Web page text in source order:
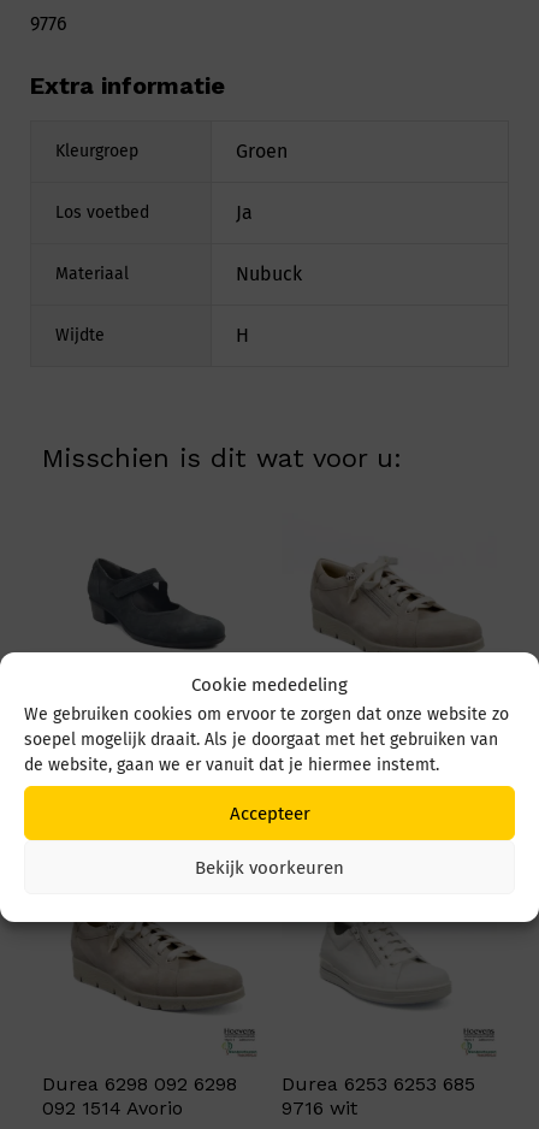
Cookie mededeling
We gebruiken cookies om ervoor te zorgen dat onze website zo
soepel mogelijk draait. Als je doorgaat met het gebruiken van
de website, gaan we er vanuit dat je hiermee instemt.
Accepteer
Bekijk voorkeuren
9776
Extra informatie
Kleurgroep Groen
Los voetbed Ja
Materiaal Nubuck
Wijdte H
Misschien is dit wat voor u:
Durea 5679 5679 035
4549 Zwart
€219,95
Durea 6298 095 6298
0945 1514 Avorio
€249,95
Durea 6298 092 6298
092 1514 Avorio
Durea 6253 6253 685
9716 wit